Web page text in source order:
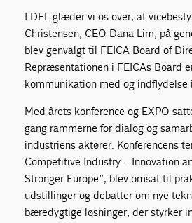
I DFL glæder vi os over, at
Christensen, CEO Dana Lim, på
blev genvalgt til FEICA Board of
Repræsentationen i FEICAs Board
kommunikation med og indflydelse i
Med årets konference og EXPO
gang rammerne for dialog og
industriens aktører. Konferencens
Competitive Industry – Innovation
Stronger Europe”, blev omsat til
udstillinger og debatter om nye
bæredygtige løsninger, der styrker